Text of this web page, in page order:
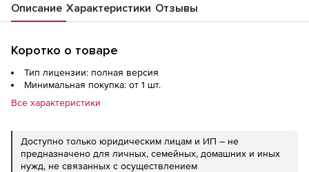
Описание Характеристики Отзывы
Коротко о товаре
Тип лицензии: полная версия
Минимальная покупка: от 1 шт.
Все характеристики
Доступно только юридическим лицам и ИП – не
предназначено для личных, семейных, домашних и иных
нужд, не связанных с осуществлением